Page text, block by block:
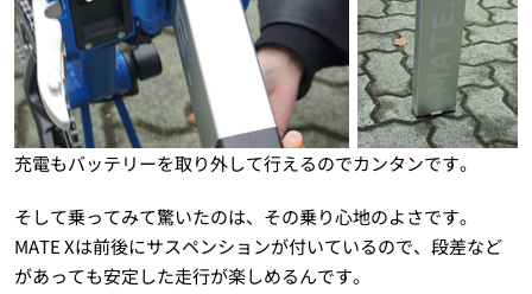
充電もバッテリーを取り外して行えるのでカンタンです。
そして乗ってみて驚いたのは、その乗り心地のよさです。
MATE Xは前後にサスペンションが付いているので、段差など
があっても安定した走行が楽しめるんです。